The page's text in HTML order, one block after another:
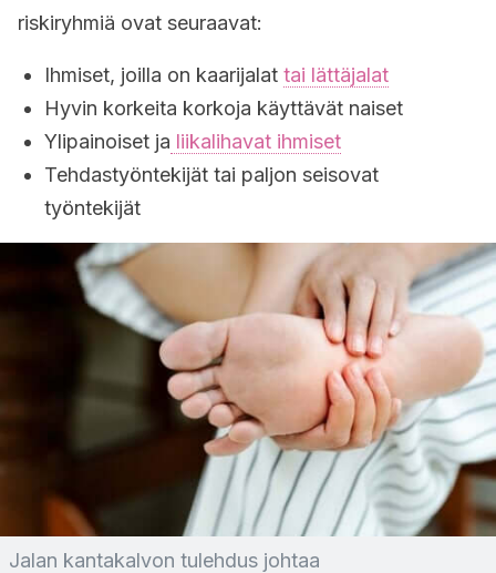
riskiryhmiä ovat seuraavat:
Ihmiset, joilla on kaarijalat tai lättäjalat
Hyvin korkeita korkoja käyttävät naiset
Ylipainoiset ja liikalihavat ihmiset
Tehdastyöntekijät tai paljon seisovat
työntekijät
Jalan kantakalvon tulehdus johtaa